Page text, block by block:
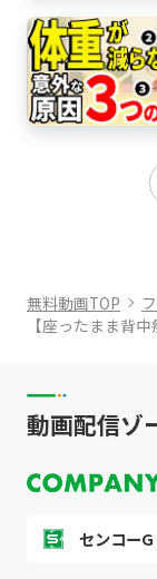
「山岡式メデ
美と健康に貢
楽しいと感じ
📚山岡愛の書籍
▽本の購入は
頑張っていた
無料動画TOP
【座ったまま背
動画配信ゾ
センコーG